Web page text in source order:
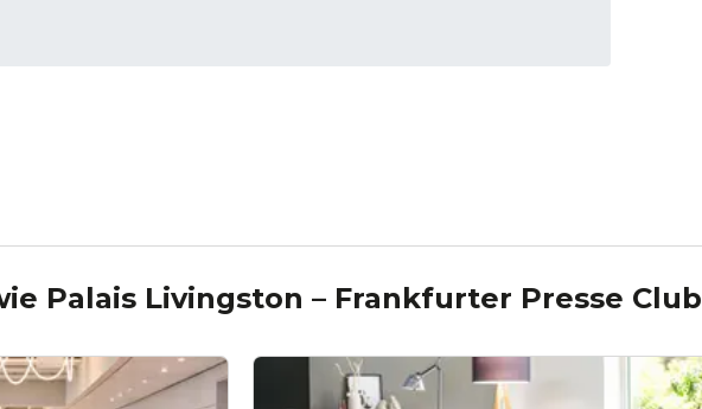
Palais Livingston – Frankfurter Presse Club